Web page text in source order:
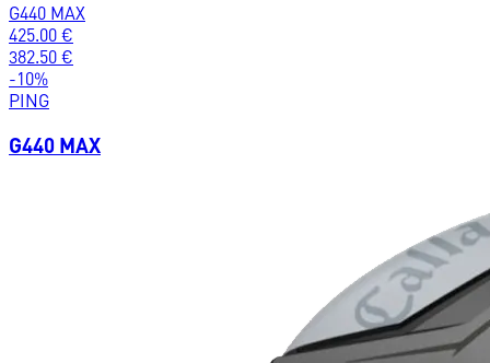
G440 MAX
425.00 €
382.50 €
-10%
PING
G440 MAX